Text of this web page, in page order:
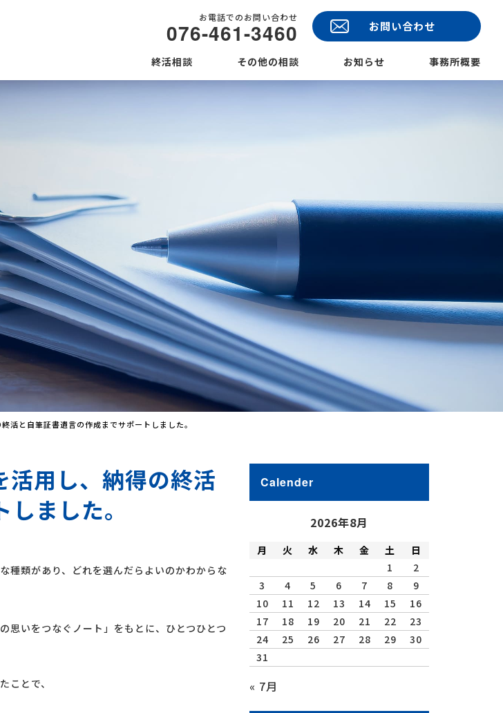
お電話でのお問い合わせ
076-461-3460 お問い合わせ
終活相談 その他の相談 お知らせ 事務所概要
活と自筆証書遺言の作成までサポートしました。
活用し、納得の終活
ました。
種類があり、どれを選んだらよいのかわからな
思いをつなぐノート」をもとに、ひとつひとつ
ことで、
Calender
2026年8月
月 火 水 木 金 土
日
1
2
3
4 5 6 7 8
9
10
11 12 13 14 15
16
17
18 19 20 21 22
23
24
25 26 27 28 29
30
31
« 7月